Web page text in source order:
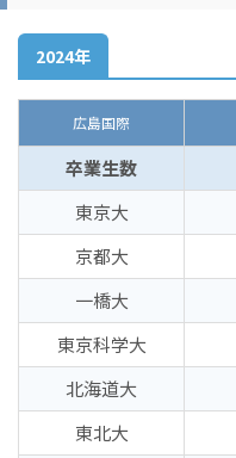
2024年
広島国際
卒業生数
東京大
京都大
一橋大
東京科学大
北海道大
東北大